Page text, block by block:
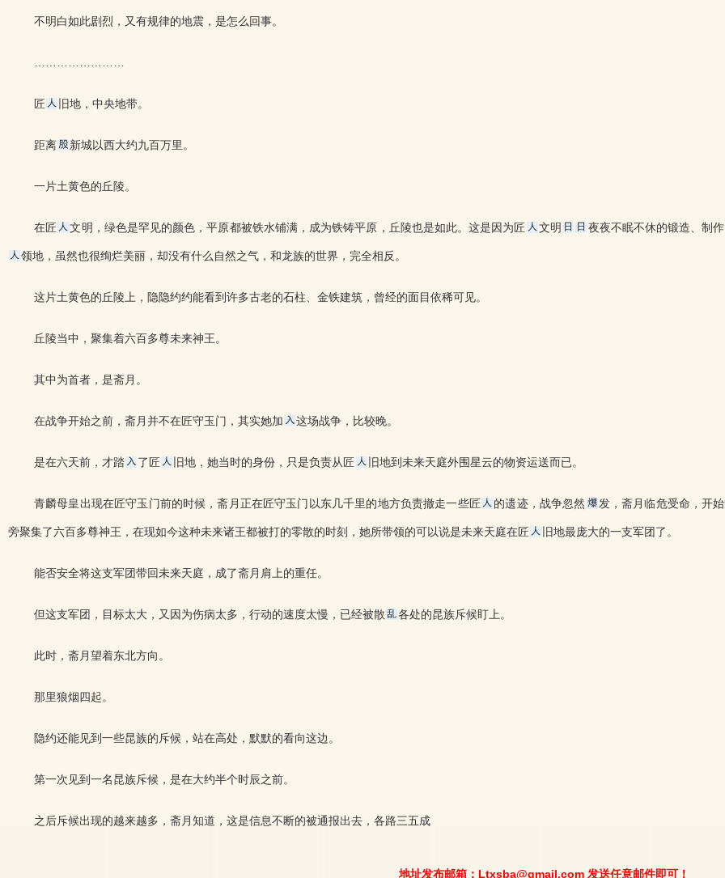
不明白如此剧烈，又有规律的地震，是怎么回事。
匠 旧地，中央地带。
距离 新城以西大约九百万里。
一片土黄色的丘陵。
在匠 文明，绿色是罕见的颜色，平原都被铁水铺满，成为铁铸平原，丘陵也是如此。这是因为匠 文明 夜夜不眠不休的锻造、制
领地，虽然也很绚烂美丽，却没有什么自然之气，和龙族的世界，完全相反。
这片土黄色的丘陵上，隐隐约约能看到许多古老的石柱、金铁建筑，曾经的面目依稀可见。
丘陵当中，聚集着六百多尊未来神王。
其中为首者，是斋月。
在战争开始之前，斋月并不在匠守玉门，其实她加 这场战争，比较晚。
是在六天前，才踏 了匠 旧地，她当时的身份，只是负责从匠 旧地到未来天庭外围星云的物资运送而已。
青麟母皇出现在匠守玉门前的时候，斋月正在匠守玉门以东几千里的地方负责撤走一些匠 的遗迹，战争忽然 发，斋月临危受命，开
旁聚集了六百多尊神王，在现如今这种未来诸王都被打的零散的时刻，她所带领的可以说是未来天庭在匠 旧地最庞大的一支军团了。
能否安全将这支军团带回未来天庭，成了斋月肩上的重任。
但这支军团，目标太大，又因为伤病太多，行动的速度太慢，已经被散 各处的昆族斥候盯上。
此时，斋月望着东北方向。
那里狼烟四起。
隐约还能见到一些昆族的斥候，站在高处，默默的看向这边。
第一次见到一名昆族斥候，是在大约半个时辰之前。
之后斥候出现的越来越多，斋月知道，这是信息不断的被通报出去，各路三五成
地址发布邮箱：Ltxsba@gmail.com 发送任意邮件即可！